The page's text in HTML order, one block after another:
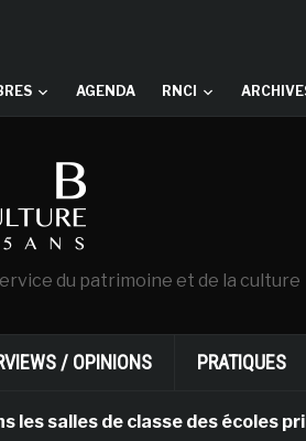
AGENDA RNCI
du patrimoine et de la culture
/ OPINIONS PRATIQUES
de classe des écoles